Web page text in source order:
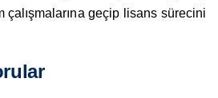
çalışmalarına geçip lisans sürecini